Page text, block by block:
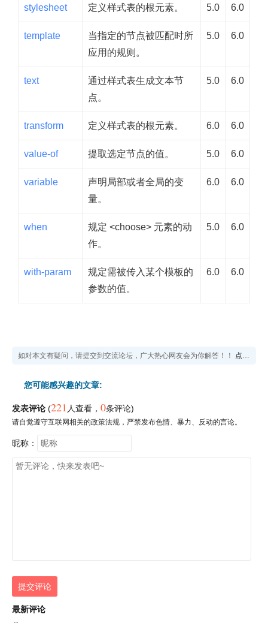
stylesheet 定义样式表的根元素。 5.0 6.0
template
当指定的节点被匹配时所
应用的规则。
5.0 6.0
text
通过样式表生成文本节
点。
5.0 6.0
transform 定义样式表的根元素。 6.0 6.0
value-of 提取选定节点的值。 5.0 6.0
variable
声明局部或者全局的变
量。
6.0 6.0
when
规定 <choose> 元素的动
作。
5.0 6.0
with-param
规定需被传入某个模板的
参数的值。
6.0 6.0
如对本文有疑问，请提交到交流论坛，广大热心网友会为你解答！！ 点击进入论坛
您可能感兴趣的文章:
发表评论 (221 人查看 ， 0条评论)
请自觉遵守互联网相关的政策法规，严禁发布色情、暴力、反动的言论。
昵称：
提交评论
最新评论